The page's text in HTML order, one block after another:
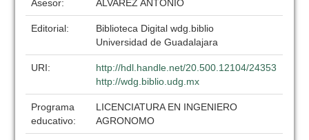
Asesor: ALVAREZ ANTONIO
Editorial:
Biblioteca Digital wdg.biblio
Universidad de Guadalajara
URI:
http://hdl.handle.net/20.500.12104/24353
http://wdg.biblio.udg.mx
Programa
educativo:
LICENCIATURA EN INGENIERO
AGRONOMO